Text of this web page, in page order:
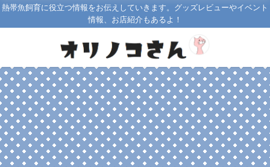
熱帯魚飼育に役立つ情報をお伝えしていきます。グッズレビューやイベント
情報、お店紹介もあるよ！